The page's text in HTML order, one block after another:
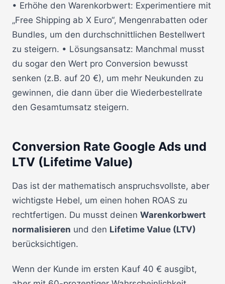
• Erhöhe den Warenkorbwert: Experimentiere mit
„Free Shipping ab X Euro“, Mengenrabatten oder
Bundles, um den durchschnittlichen Bestellwert
zu steigern. • Lösungsansatz: Manchmal musst
du sogar den Wert pro Conversion bewusst
senken (z.B. auf 20 €), um mehr Neukunden zu
gewinnen, die dann über die Wiederbestellrate
den Gesamtumsatz steigern.
Conversion Rate Google Ads und
LTV (Lifetime Value)
Das ist der mathematisch anspruchsvollste, aber
wichtigste Hebel, um einen hohen ROAS zu
rechtfertigen. Du musst deinen Warenkorbwert
normalisieren und den Lifetime Value (LTV)
berücksichtigen.
Wenn der Kunde im ersten Kauf 40 € ausgibt,